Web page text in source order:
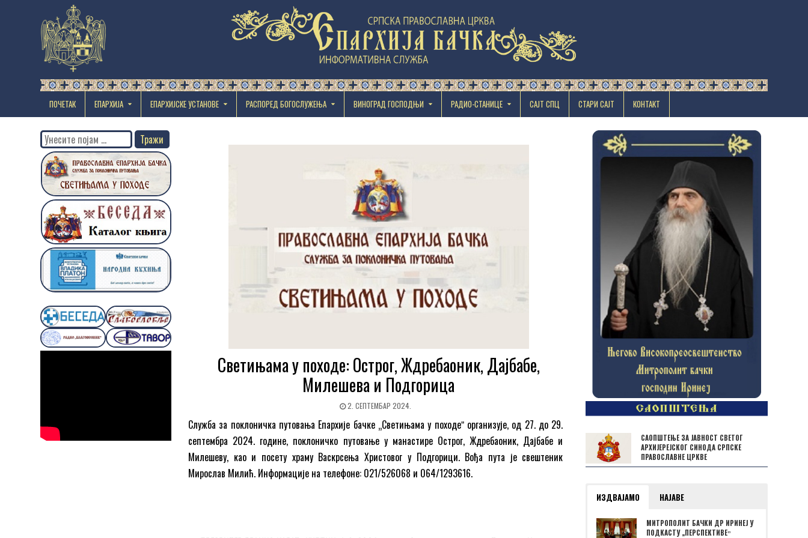
ПОЧЕТАК ЕПАРХИЈА EПАРХИЈСКЕ УСТАНОВЕ РАСПОРЕД БОГОСЛУЖЕЊА ВИНОГРАД ГОСПОДЊИ РАДИО-СТАНИЦЕ САЈТ СПЦ СТАРИ САЈТ КОНТАКТ
Светињама у походе: Острог, Ждребаоник, Дајбабе,
Милешева и Подгорица
2. СЕПТЕМБАР 2024.
Служба за поклоничка путовања Епархије бачке „Светињама у походеˮ организује, од 27. до 29.
септембра 2024. године, поклоничко путовање у манастире Острог, Ждребаоник, Дајбабе и
Милешеву, као и посету храму Васкрсења Христовог у Подгорици. Вођа пута је свештеник
Мирослав Милић. Информације на телефоне: 021/526068 и 064/1293616.
Search
for:
САОПШТЕЊЕ ЗА ЈАВНОСТ СВЕТОГ
АРХИЈЕРЕЈСКОГ СИНОДА СРПСКЕ
ПРАВОСЛАВНЕ ЦРКВЕ
ИЗДВАЈАМО НАЈАВЕ
МИТРОПОЛИТ БАЧКИ ДР ИРИНЕЈ У
ПОДКАСТУ „ПЕРСПЕКТИВЕˮ